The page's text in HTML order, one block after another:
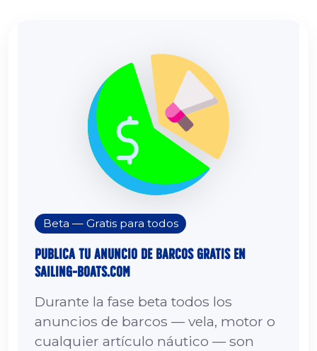
Beta — Gratis para todos
Publica tu Anuncio de Barcos Gratis en
sailing-boats.com
Durante la fase beta todos los
anuncios de barcos — vela, motor o
cualquier artículo náutico — son